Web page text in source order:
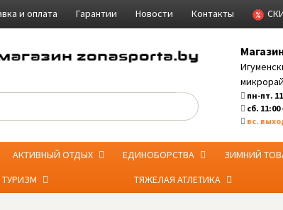
и оплата Гарантии Новости Контакты
пн-пт.
сб. 11:00
вс.
АКТИВНЫЙ ОТДЫХ ЕДИНОБОРСТВА ЗИМНИЙ
ТУРИЗМ ТЯЖЕЛАЯ АТЛЕТИКА